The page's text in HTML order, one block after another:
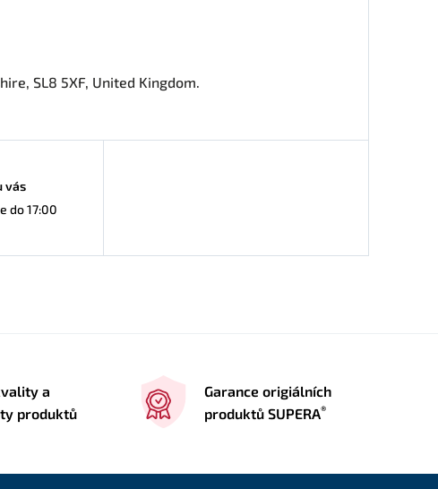
SL8 5XF, United Kingdom.
vás
do 17:00
a
produktů
Garance origiálních
produktů SUPERA®